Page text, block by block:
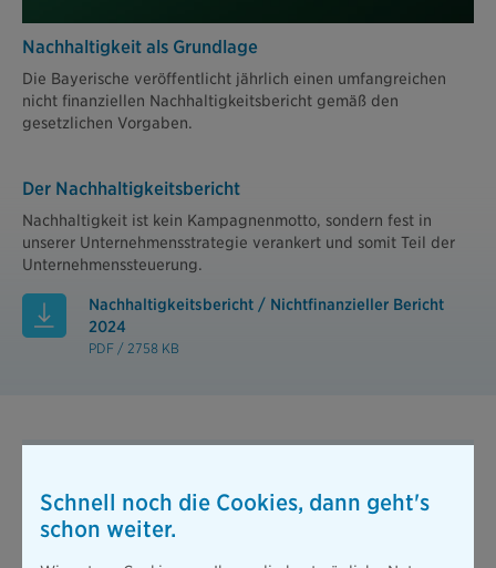
Nachhaltigkeit als Grundlage
Die Bayerische veröffentlicht jährlich einen umfangreichen
nicht finanziellen Nachhaltigkeitsbericht gemäß den
gesetzlichen Vorgaben.
Der Nachhaltigkeitsbericht
Nachhaltigkeit ist kein Kampagnenmotto, sondern fest in
unserer Unternehmensstrategie verankert und somit Teil der
Unternehmenssteuerung.
Nachhaltigkeitsbericht / Nichtfinanzieller Bericht
2024
PDF / 2758 KB
Die bAV Blue Invest verbindet attraktive Altersvorsorge
mit Nachhaltigkeit – und gibt Ihnen als Vermittler ein
Produkt mit echtem Alleinstellungsmerkmal.
Schnell noch die Cookies, dann geht's
schon weiter.